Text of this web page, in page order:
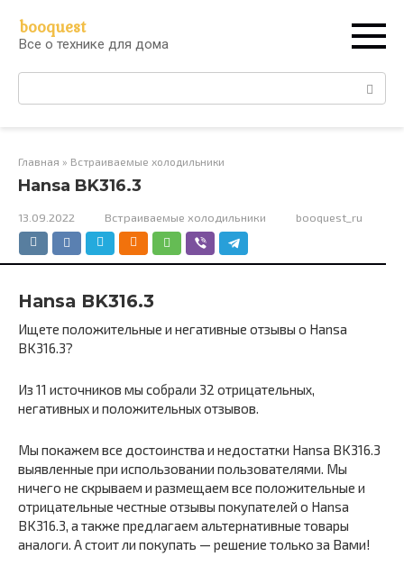
контенту
booquest
Все о технике для дома
Поиск:
Главная » Встраиваемые холодильники
Hansa BK316.3
13.09.2022 Встраиваемые холодильники booquest_ru
Hansa BK316.3
Ищете положительные и негативные отзывы о Hansa
BK316.3?
Из 11 источников мы собрали 32 отрицательных,
негативных и положительных отзывов.
Мы покажем все достоинства и недостатки Hansa BK316.3
выявленные при использовании пользователями. Мы
ничего не скрываем и размещаем все положительные и
отрицательные честные отзывы покупателей о Hansa
BK316.3, а также предлагаем альтернативные товары
аналоги. А стоит ли покупать — решение только за Вами!